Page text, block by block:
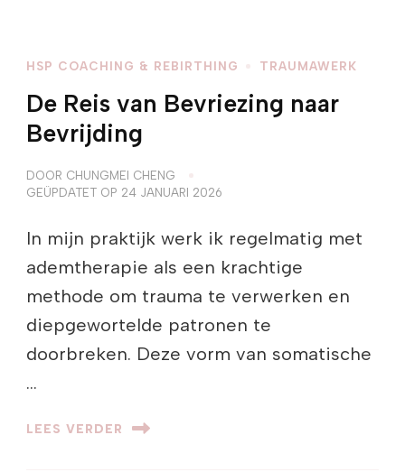
HSP COACHING & REBIRTHING TRAUMAWERK
De Reis van Bevriezing naar
Bevrijding
DOOR CHUNGMEI CHENG
GEÜPDATET OP 24 JANUARI 2026
In mijn praktijk werk ik regelmatig met
ademtherapie als een krachtige
methode om trauma te verwerken en
diepgewortelde patronen te
doorbreken. Deze vorm van somatische
…
LEES VERDER